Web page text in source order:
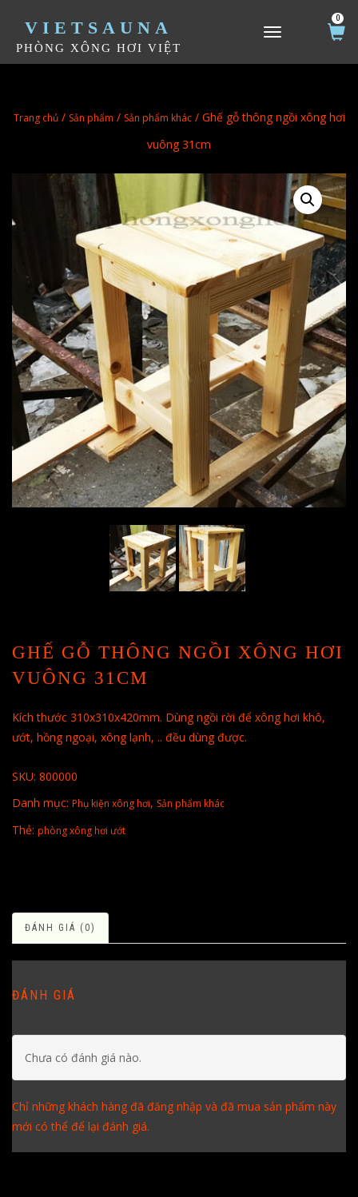
VIETSAUNA
PHÒNG XÔNG HƠI VIỆT
TOGGLE NAVIGATION
0
Trang chủ/ Sản phẩm / Sản phẩm khác/ Ghế gỗ thông ngồi xông hơi
vuông 31cm
GHẾ GỖ THÔNG NGỒI XÔNG HƠI
VUÔNG 31CM
Kích thước 310x310x420mm. Dùng ngồi rời để xông hơi khô,
ướt, hồng ngoại, xông lạnh, .. đều dùng được.
SKU: 800000
Danh mục: Phụ kiện xông hơi, Sản phẩm khác
Thẻ: phòng xông hơi ướt
ĐÁNH GIÁ (0)
ĐÁNH GIÁ
Chưa có đánh giá nào.
Chỉ những khách hàng đã đăng nhập và đã mua sản phẩm này
mới có thể để lại đánh giá.